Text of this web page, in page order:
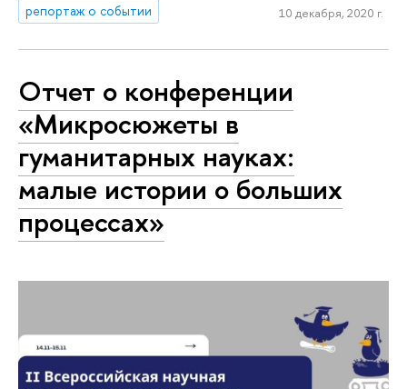
репортаж о событии
10 декабря, 2020 г.
Отчет о конференции
«Микросюжеты в
гуманитарных науках:
малые истории о больших
процессах»